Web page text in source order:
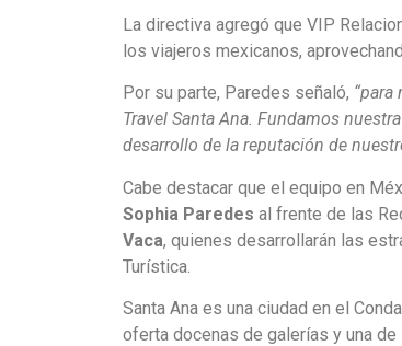
La directiva agregó que VIP
los viajeros mexicanos,
Por su parte, Paredes señaló,
Travel Santa Ana. Fundamos
desarrollo de la reputación de
Cabe destacar que el equipo en
Sophia Paredes al frente de las
Vaca, quienes desarrollarán las
Turística.
Santa Ana es una ciudad en el
oferta docenas de galerías y una